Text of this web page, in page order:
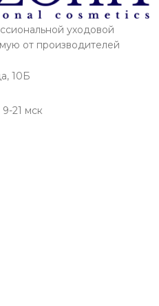
уходовой
от производителей
10Б
21 мск